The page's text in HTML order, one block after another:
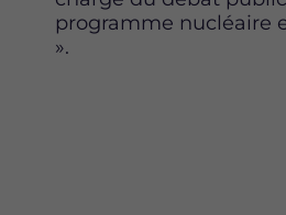
programme nucléaire
».